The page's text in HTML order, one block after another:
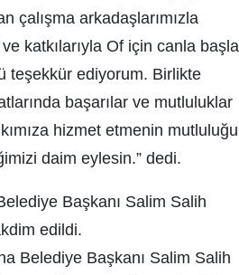
çalışma arkadaşlarımızla
katkılarıyla Of için canla başla
teşekkür ediyorum. Birlikte
başarılar ve mutluluklar
hizmet etmenin mutluluğu
daim eylesin.” dedi.
Başkanı Salim Salih
edildi.
Belediye Başkanı Salim Salih